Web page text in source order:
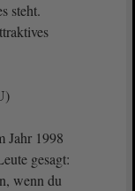
steht.
Jahr 1998
gesagt:
wenn du